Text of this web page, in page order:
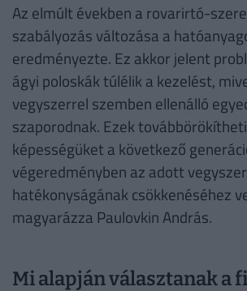
Az elmúlt években a rovarirtó-
szabályozás változása a
eredményezte. Ez akkor jelent
ágyi poloskák túlélik a kezelést,
vegyszerrel szemben ellenálló
szaporodnak. Ezek
képességüket a következő
végeredményben az adott
hatékonyságának csökkenéséhez
magyarázza Paulovkin András.
Mi alapján választanak a